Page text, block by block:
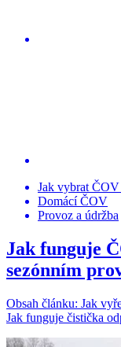
Jak vybrat
Domácí ČOV
Provoz a údržba
Jak funguje
sezónním
Obsah článku: Jak
Jak funguje čistička